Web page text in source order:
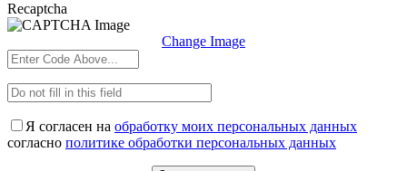
Recaptcha
Change Image
Я согласен на обработку моих персональных данных
согласно политике обработки персональных данных